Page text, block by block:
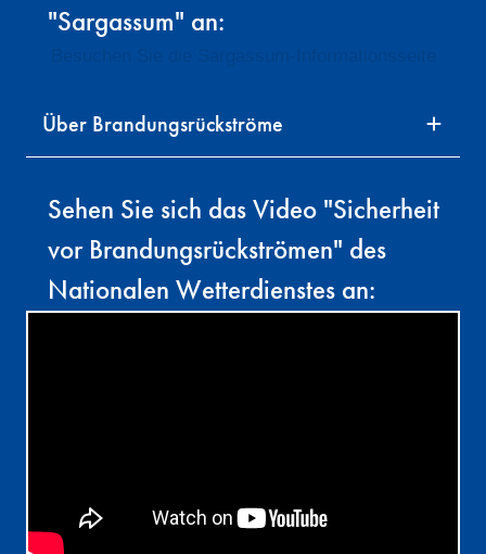
"Sargassum" an:
Über Brandungsrückströme
Sehen Sie sich das Video "Sicherheit
vor Brandungsrückströmen" des
Nationalen Wetterdienstes an: